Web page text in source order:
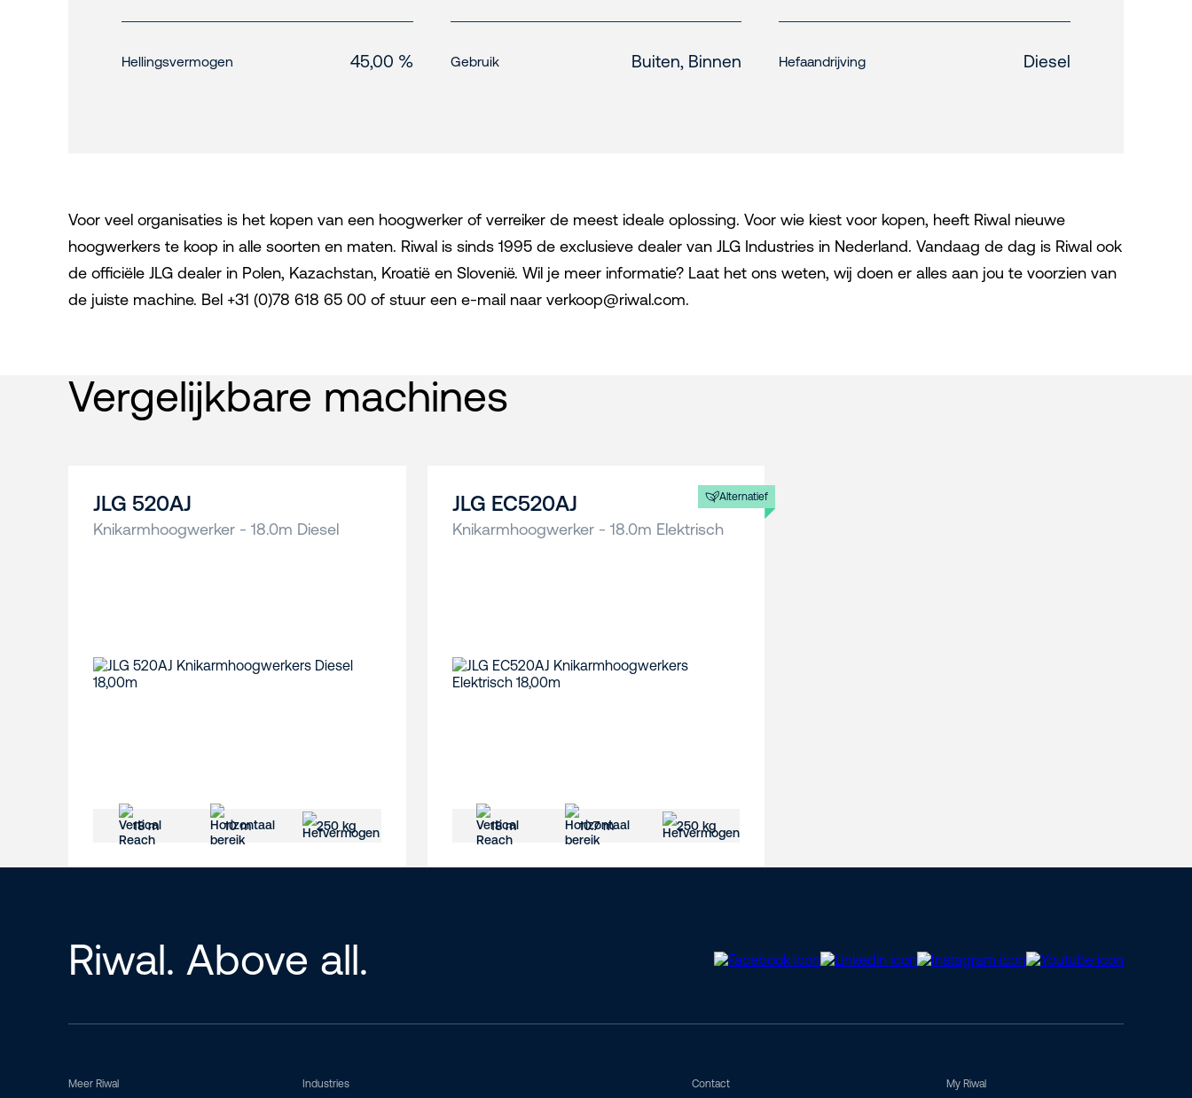
Hellingsvermogen 45,00 % Gebruik Buiten, Binnen Hefaandrijving Diesel
Voor veel organisaties is het kopen van een hoogwerker of verreiker de meest ideale oplossing. Voor wie kiest voor kopen, heeft Riwal nieuwe
hoogwerkers te koop in alle soorten en maten. Riwal is sinds 1995 de exclusieve dealer van JLG Industries in Nederland. Vandaag de dag is Riwal ook
de officiële JLG dealer in Polen, Kazachstan, Kroatië en Slovenië. Wil je meer informatie? Laat het ons weten, wij doen er alles aan jou te voorzien van
de juiste machine. Bel +31 (0)78 618 65 00 of stuur een e-mail naar verkoop@riwal.com.
Vergelijkbare machines
JLG 520AJ
Knikarmhoogwerker - 18.0m Diesel
18 m 10 m 250 kg
Alternatief
JLG EC520AJ
Knikarmhoogwerker - 18.0m Elektrisch
18 m 10.7 m 250 kg
Riwal. Above all.
Meer Riwal Industries Contact My Riwal